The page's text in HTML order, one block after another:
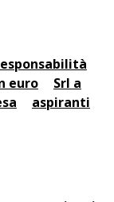
euro
Srl a
aspiranti